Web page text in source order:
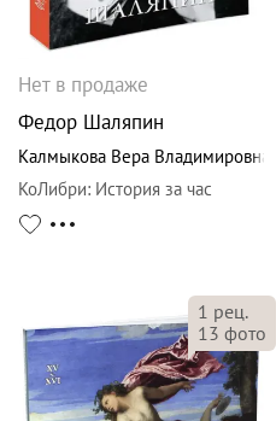
Нет в продаже
Федор Шаляпин
Калмыкова Вера Владимировна
КоЛибри: История за час
1 рец.
13 фото